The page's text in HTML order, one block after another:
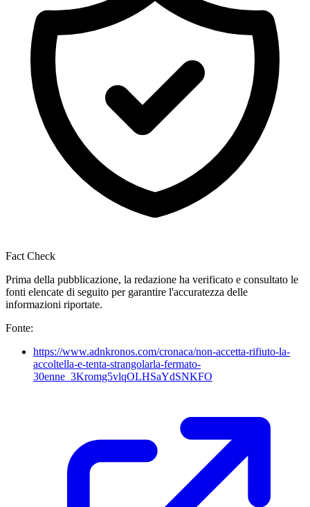
Fact Check
Prima della pubblicazione, la redazione ha verificato e consultato le
fonti elencate di seguito per garantire l'accuratezza delle
informazioni riportate.
Fonte:
https://www.adnkronos.com/cronaca/non-accetta-rifiuto-la-
accoltella-e-tenta-strangolarla-fermato-
30enne_3Kromg5vlqOLHSaYdSNKFO